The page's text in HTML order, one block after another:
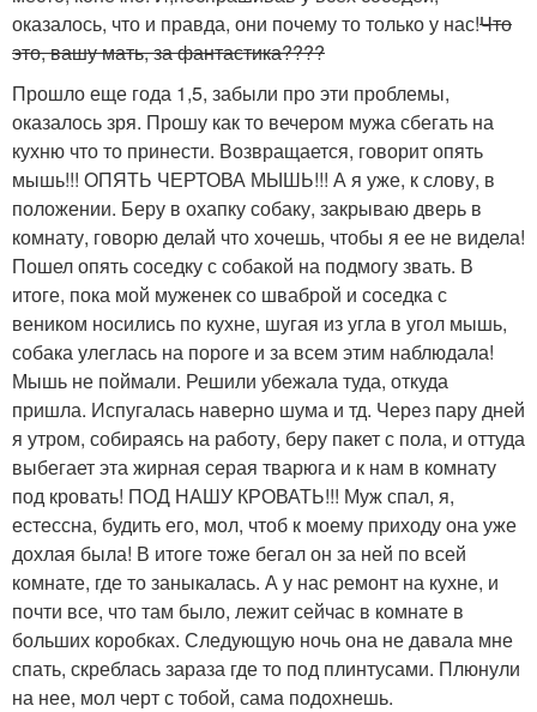
оказалось, что и правда, они почему то только у нас!Что
это, вашу мать, за фантастика????
Прошло еще года 1,5, забыли про эти проблемы,
оказалось зря. Прошу как то вечером мужа сбегать на
кухню что то принести. Возвращается, говорит опять
мышь!!! ОПЯТЬ ЧЕРТОВА МЫШЬ!!! А я уже, к слову, в
положении. Беру в охапку собаку, закрываю дверь в
комнату, говорю делай что хочешь, чтобы я ее не видела!
Пошел опять соседку с собакой на подмогу звать. В
итоге, пока мой муженек со шваброй и соседка с
веником носились по кухне, шугая из угла в угол мышь,
собака улеглась на пороге и за всем этим наблюдала!
Мышь не поймали. Решили убежала туда, откуда
пришла. Испугалась наверно шума и тд. Через пару дней
я утром, собираясь на работу, беру пакет с пола, и оттуда
выбегает эта жирная серая тварюга и к нам в комнату
под кровать! ПОД НАШУ КРОВАТЬ!!! Муж спал, я,
естессна, будить его, мол, чтоб к моему приходу она уже
дохлая была! В итоге тоже бегал он за ней по всей
комнате, где то заныкалась. А у нас ремонт на кухне, и
почти все, что там было, лежит сейчас в комнате в
больших коробках. Следующую ночь она не давала мне
спать, скреблась зараза где то под плинтусами. Плюнули
на нее, мол черт с тобой, сама подохнешь.